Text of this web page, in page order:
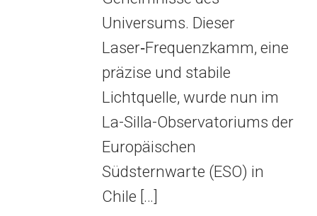
Universums. Dieser
Laser‑Frequenzkamm, eine
präzise und stabile
Lichtquelle, wurde nun im
La-Silla-Observatoriums der
Europäischen
Südsternwarte (ESO) in
Chile […]